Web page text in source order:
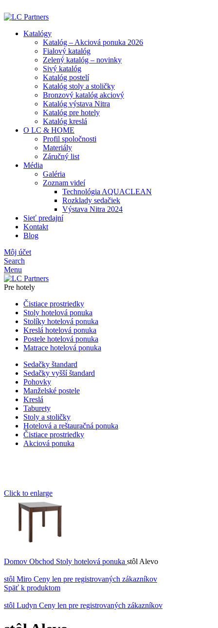
Katalógy
Katalóg – Akciová ponuka 2026
Fialový katalóg
Zelený katalóg – novinky
Sivý katalóg
Katalóg postelí
Katalóg stoly a stoličky
Bronzový katalóg akciový
Katalóg výstava Nitra
Katalóg pre hotely
Katalóg kreslá
O LC & HOME
Profil spoločnosti
Materiály
Záručný list
Média
Galéria
Zoznam videí
Technológia AQUACLEAN
Rozklady sedačiek
Výstava Nitra 2024
Sieť predajní
Kontakt
Blog
Môj účet
Search
Menu
Pre hotely
Čistiace prostriedky
Stoly hotelová ponuka
Stolíky hotelová ponuka
Kreslá hotelová ponuka
Postele hotelová ponuka
Matrace hotelová ponuka
Sedačky štandard
Sedačky vyšší štandard
Pohovky
Manželské postele
Kreslá
Taburety
Stoly a stoličky
Hotelová a reštauračná ponuka
Čistiace prostriedky
Akciová ponuka
Click to enlarge
Domov Obchod Stoly hotelová ponuka stôl Alevo
stôl Miro Ceny len pre registrovaných zákazníkov
Späť k produktom
stôl Ludyn Ceny len pre registrovaných zákazníkov